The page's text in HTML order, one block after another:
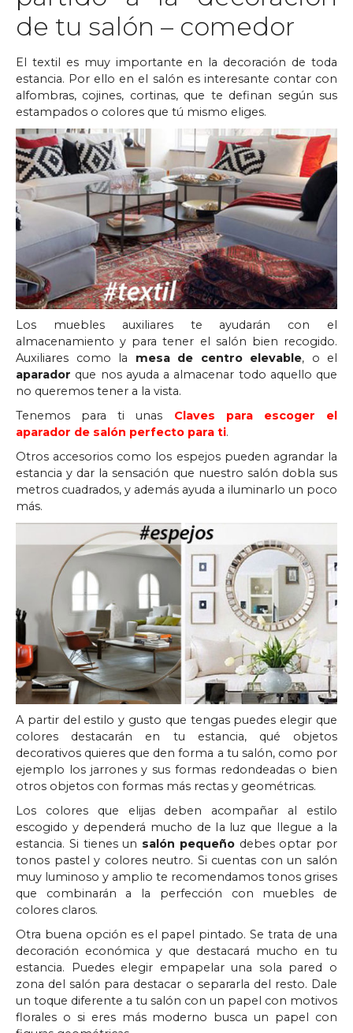
de tu salón – comedor
El textil es muy importante en la decoración de toda
estancia. Por ello en el salón es interesante contar con
alfombras, cojines, cortinas, que te definan según sus
estampados o colores que tú mismo eliges.
Los muebles auxiliares te ayudarán con el
almacenamiento y para tener el salón bien recogido.
Auxiliares como la mesa de centro elevable, o el
aparador que nos ayuda a almacenar todo aquello que
no queremos tener a la vista.
Tenemos para ti unas Claves para escoger el
aparador de salón perfecto para ti.
Otros accesorios como los espejos pueden agrandar la
estancia y dar la sensación que nuestro salón dobla sus
metros cuadrados, y además ayuda a iluminarlo un poco
más.
A partir del estilo y gusto que tengas puedes elegir que
colores destacarán en tu estancia, qué objetos
decorativos quieres que den forma a tu salón, como por
ejemplo los jarrones y sus formas redondeadas o bien
otros objetos con formas más rectas y geométricas.
Los colores que elijas deben acompañar al estilo
escogido y dependerá mucho de la luz que llegue a la
estancia. Si tienes un salón pequeñodebes optar por
tonos pastel y colores neutro. Si cuentas con un salón
muy luminoso y amplio te recomendamos tonos grises
que combinarán a la perfección con muebles de
colores claros.
Otra buena opción es el papel pintado. Se trata de una
decoración económica y que destacará mucho en tu
estancia. Puedes elegir empapelar una sola pared o
zona del salón para destacar o separarla del resto. Dale
un toque diferente a tu salón con un papel con motivos
florales o si eres más moderno busca un papel con